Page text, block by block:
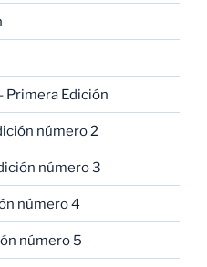
Primera Edición
número 2
número 3
número 4
número 5